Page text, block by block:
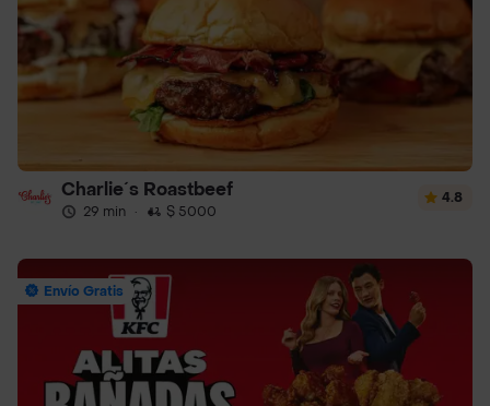
Charlie´s Roastbeef
29 min · $ 5000
4.8
Envío Gratis